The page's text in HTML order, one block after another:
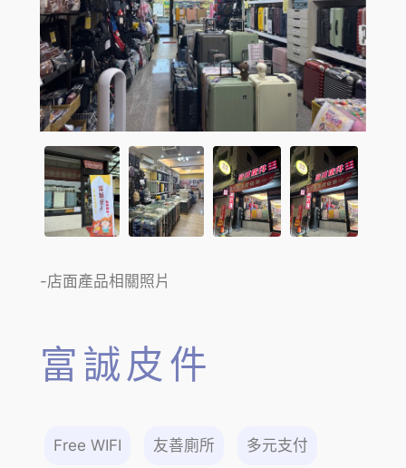
-店面產品相關照片
富誠皮件
Free WIFI 友善廁所 多元支付